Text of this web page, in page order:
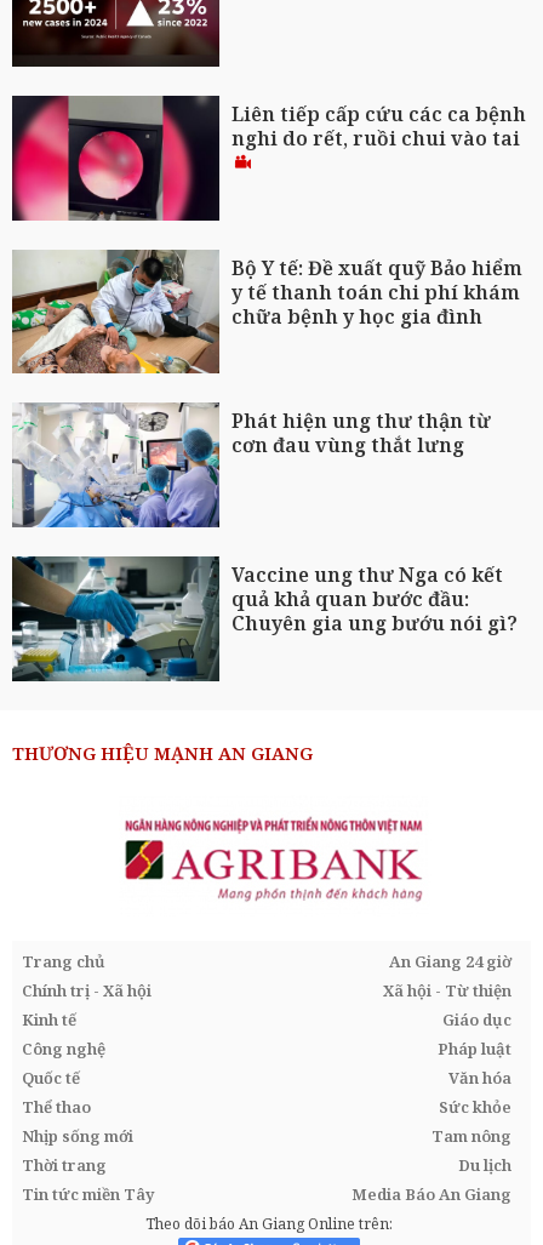
Liên tiếp cấp cứu các ca bệnh
nghi do rết, ruồi chui vào tai
Bộ Y tế: Đề xuất quỹ Bảo hiểm
y tế thanh toán chi phí khám
chữa bệnh y học gia đình
Phát hiện ung thư thận từ
cơn đau vùng thắt lưng
Vaccine ung thư Nga có kết
quả khả quan bước đầu:
Chuyên gia ung bướu nói gì?
THƯƠNG HIỆU MẠNH AN GIANG
Trang chủ
An Giang 24 giờ
Chính trị - Xã hội
Xã hội - Từ thiện
Kinh tế
Giáo dục
Công nghệ
Pháp luật
Quốc tế
Văn hóa
Thể thao
Sức khỏe
Nhịp sống mới
Tam nông
Thời trang
Du lịch
Tin tức miền Tây
Media Báo An Giang
Theo dõi báo An Giang Online trên: